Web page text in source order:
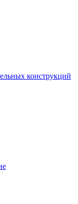
конструкций